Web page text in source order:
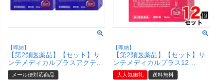
【即納】
【第2類医薬品】【セット】サ
ンテメディカルプラスアクティ
ブ 12ml×2個(セルフメディケー
ション税制対象)【参天製薬】
メール便対応商品
【即納】
【第2類医薬品】【セット】サ
ンテメディカルプラス12
12ml×12個(セルフメディケーシ
ョン税制対象)【参天製薬】
大人気御礼 送料無料